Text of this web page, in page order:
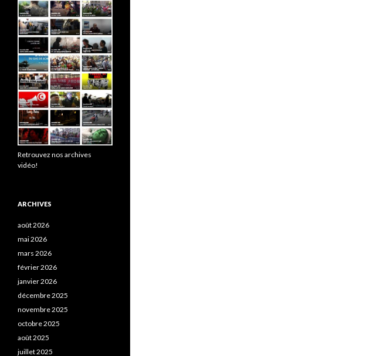
Retrouvez nos archives
vidéo!
ARCHIVES
août 2026
mai 2026
mars 2026
février 2026
janvier 2026
décembre 2025
novembre 2025
octobre 2025
août 2025
juillet 2025